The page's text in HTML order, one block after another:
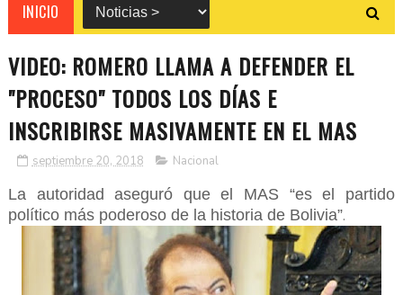
INICIO
VIDEO: ROMERO LLAMA A DEFENDER EL
"PROCESO" TODOS LOS DÍAS E
INSCRIBIRSE MASIVAMENTE EN EL MAS
septiembre 20, 2018 Nacional
La autoridad aseguró que el MAS “es el partido
político más poderoso de la historia de Bolivia”.